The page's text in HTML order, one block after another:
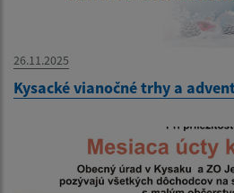
26.11.2025
Kysacké vianočné trhy a